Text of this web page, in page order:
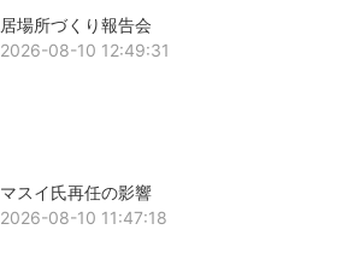
居場所づくり報告会
2026-08-10 12:49:31
マスイ氏再任の影響
2026-08-10 11:47:18